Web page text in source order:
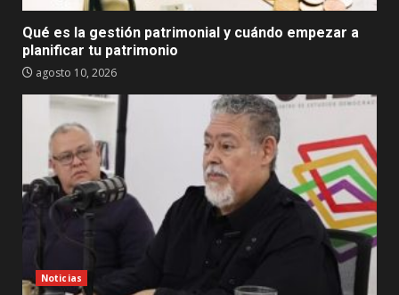
Qué es la gestión patrimonial y cuándo empezar a
planificar tu patrimonio
agosto 10, 2026
Noticias